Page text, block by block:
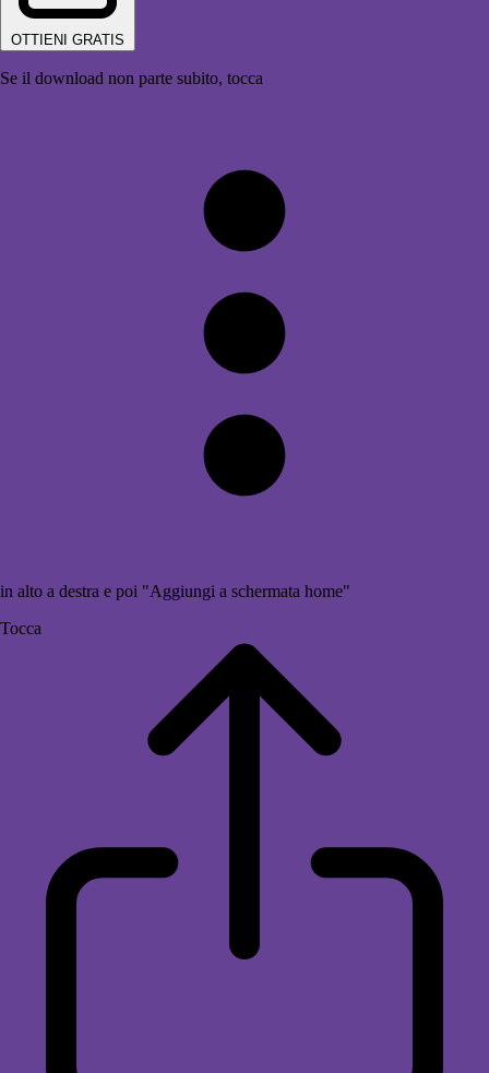
OTTIENI GRATIS
Se il download non parte subito, tocca
in alto a destra e poi "Aggiungi a schermata home"
Tocca